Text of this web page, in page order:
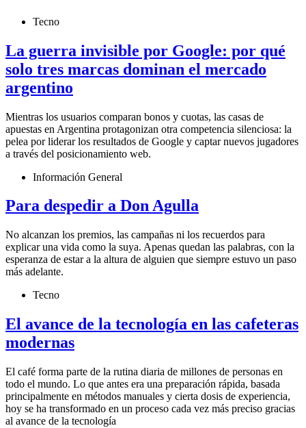
Tecno
La guerra invisible por Google: por qué
solo tres marcas dominan el mercado
argentino
Mientras los usuarios comparan bonos y cuotas, las casas de
apuestas en Argentina protagonizan otra competencia silenciosa: la
pelea por liderar los resultados de Google y captar nuevos jugadores
a través del posicionamiento web.
Información General
Para despedir a Don Agulla
No alcanzan los premios, las campañas ni los recuerdos para
explicar una vida como la suya. Apenas quedan las palabras, con la
esperanza de estar a la altura de alguien que siempre estuvo un paso
más adelante.
Tecno
El avance de la tecnología en las cafeteras
modernas
El café forma parte de la rutina diaria de millones de personas en
todo el mundo. Lo que antes era una preparación rápida, basada
principalmente en métodos manuales y cierta dosis de experiencia,
hoy se ha transformado en un proceso cada vez más preciso gracias
al avance de la tecnología